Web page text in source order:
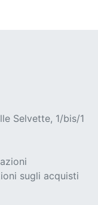
Selvette, 1/bis/1
sugli acquisti